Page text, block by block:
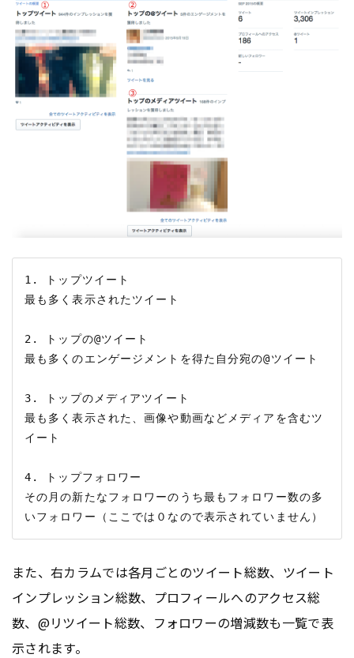
1. トップツイート
最も多く表示されたツイート
2. トップの@ツイート
最も多くのエンゲージメントを得た自分宛の@ツイート
3. トップのメディアツイート
最も多く表示された、画像や動画などメディアを含むツ
イート
4. トップフォロワー
その月の新たなフォロワーのうち最もフォロワー数の多
また、右カラムでは各月ごとのツイート総数、ツイート
インプレッション総数、プロフィールへのアクセス総
数、@リツイート総数、フォロワーの増減数も一覧で表
示されます。